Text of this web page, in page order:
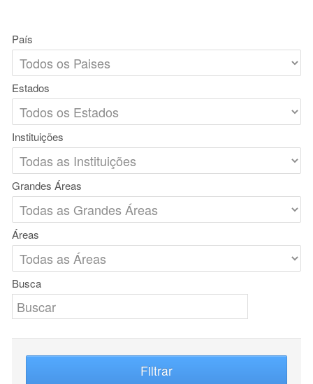
País
Estados
Instituições
Grandes Áreas
Áreas
Busca
Filtrar